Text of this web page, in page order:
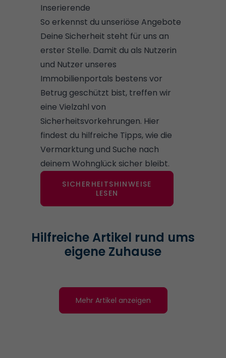
Inserierende
So erkennst du unseriöse Angebote
Deine Sicherheit steht für uns an
erster Stelle. Damit du als Nutzerin
und Nutzer unseres
Immobilienportals bestens vor
Betrug geschützt bist, treffen wir
eine Vielzahl von
Sicherheitsvorkehrungen. Hier
findest du hilfreiche Tipps, wie die
Vermarktung und Suche nach
deinem Wohnglück sicher bleibt.
SICHERHEITSHINWEISE
LESEN
Hilfreiche Artikel rund ums
eigene Zuhause
Mehr Artikel anzeigen